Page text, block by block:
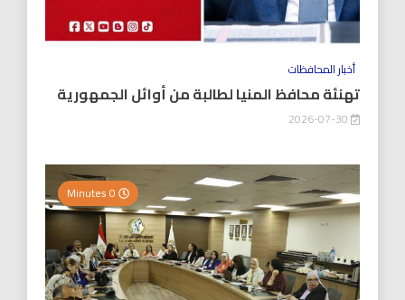
أخبار المحافظات
تهنئة محافظ المنيا لطالبة من أوائل الجمهورية